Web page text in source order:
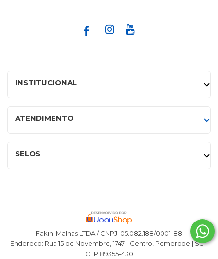
INSTITUCIONAL
ATENDIMENTO
SELOS
Fakini Malhas LTDA / CNPJ: 05.082.188/0001-88
Endereço: Rua 15 de Novembro, 1747 - Centro, Pomerode | SC -
CEP 89355-430